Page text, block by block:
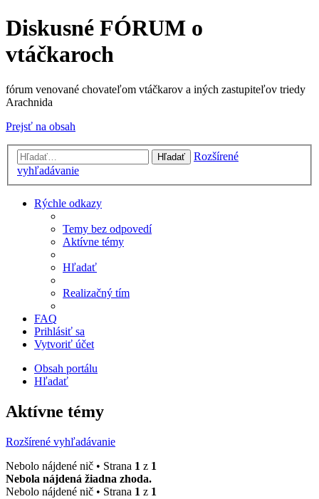
Diskusné FÓRUM o
vtáčkaroch
fórum venované chovateľom vtáčkarov a iných zastupiteľov triedy
Arachnida
Prejsť na obsah
Hľadať
Rozšírené
vyhľadávanie
Rýchle odkazy
Temy bez odpovedí
Aktívne témy
Hľadať
Realizačný tím
FAQ
Prihlásiť sa
Vytvoriť účet
Obsah portálu
Hľadať
Aktívne témy
Rozšírené vyhľadávanie
Nebolo nájdené nič • Strana 1 z 1
Nebola nájdená žiadna zhoda.
Nebolo nájdené nič • Strana 1 z 1